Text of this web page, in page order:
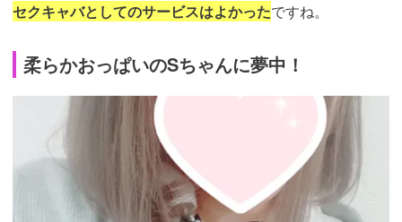
セクキャバとしてのサービスはよかったですね。
柔らかおっぱいのSちゃんに夢中！